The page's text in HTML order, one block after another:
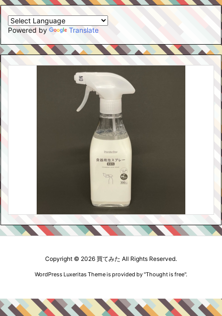
Powered by Translate
Copyright © 2026 買てみた All Rights Reserved.
WordPress Luxeritas Theme is provided by "Thought is free".